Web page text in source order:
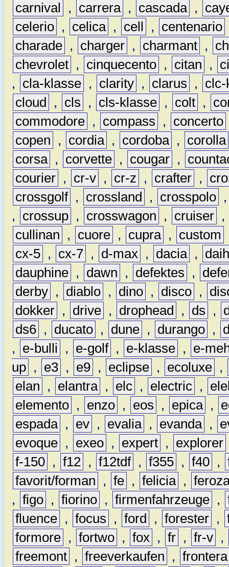
carnival
, carrera , cascada ,
celerio , celica , cell , centenario
charade , charger , charmant ,
chevrolet , cinquecento , citan ,
,
cla-klasse , clarity , clarus ,
clc-
cloud
, cls , cls-klasse , colt ,
commodore , compass , concerto
copen
, cordia , cordoba ,
corolla
corsa , corvette , cougar ,
courier , cr-v , cr-z , crafter ,
crossgolf , crossland , crosspolo
,
crossup , crosswagon , cruiser ,
cullinan
, cuore , cupra , custom
cx-5 , cx-7 , d-max , dacia ,
dauphine , dawn , defektes ,
derby , diablo , dino , disco ,
dokker , drive , drophead , ds ,
ds6 , ducato , dune , durango ,
,
e-bulli , e-golf , e-klasse ,
e-
up , e3 , e9 , eclipse , ecoluxe ,
elan
, elantra , elc , electric ,
elemento , enzo , eos , epica ,
espada , ev , evalia , evanda ,
evoque , exeo , expert , explorer
f-150 , f12 , f12tdf , f355 , f40 ,
favorit/forman
, fe , felicia ,
, figo , fiorino , firmenfahrzeuge ,
fluence , focus , ford , forester ,
formore , fortwo , fox , fr , fr-v ,
freemont , freeverkaufen , frontera